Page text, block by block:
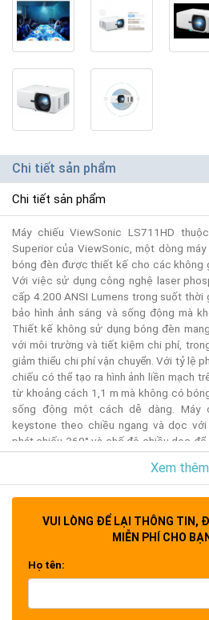
Chi tiết sản phẩm
Chi tiết sản phẩm
Máy chiếu ViewSonic LS711HD
Superior của ViewSonic, một dòng
bóng đèn được thiết kế cho các không
Với việc sử dụng công nghệ laser
cấp 4.200 ANSI Lumens trong suốt thời
bảo hình ảnh sáng và sống động mà
Thiết kế không sử dụng bóng đèn
với môi trường và tiết kiệm chi phí,
giảm thiểu chi phí vận chuyển. Với tỷ lệ
chiếu có thể tạo ra hình ảnh liền mạch
từ khoảng cách 1,1 m mà không có
sống động một cách dễ dàng. Máy
keystone theo chiều ngang và dọc
phát chiếu 360° và chế độ chiều dọc
linh hoạt.
Sáng, Nhỏ Gọn, Bền Bỉ LS711HD tích
thế hệ thứ ba tiên tiến, tăng độ sáng
phát sáng tốt hơn, tất cả trong khi nhỏ
hơn so với thế hệ trước đó. Nguồn
cung cấp chức năng bật/tắt nguồn
nhất quán ngay cả trong thời gian sử
Xem thêm
VUI LÒNG ĐỂ LẠI THÔNG TIN,
MIỄN PHÍ CHO
Họ tên: